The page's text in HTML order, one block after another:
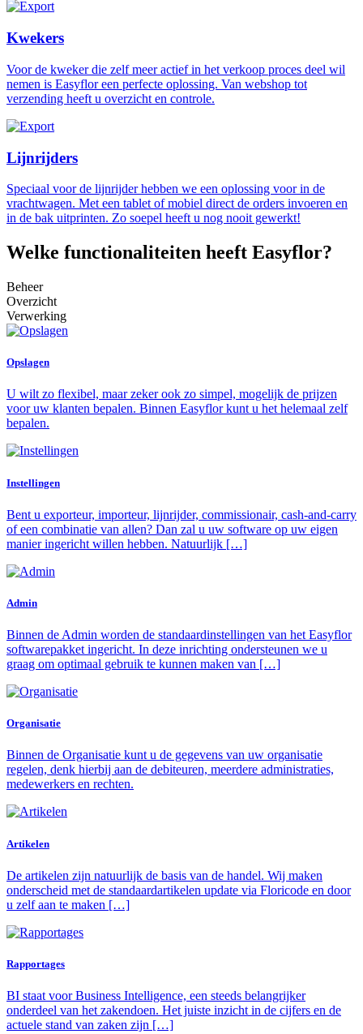
Kwekers
Voor de kweker die zelf meer actief in het verkoop proces deel wil
nemen is Easyflor een perfecte oplossing. Van webshop tot
verzending heeft u overzicht en controle.
Lijnrijders
Speciaal voor de lijnrijder hebben we een oplossing voor in de
vrachtwagen. Met een tablet of mobiel direct de orders invoeren en
in de bak uitprinten. Zo soepel heeft u nog nooit gewerkt!
Welke functionaliteiten heeft Easyflor?
Beheer
Overzicht
Verwerking
Opslagen
U wilt zo flexibel, maar zeker ook zo simpel, mogelijk de prijzen
voor uw klanten bepalen. Binnen Easyflor kunt u het helemaal zelf
bepalen.
Instellingen
Bent u exporteur, importeur, lijnrijder, commissionair, cash-and-carry
of een combinatie van allen? Dan zal u uw software op uw eigen
manier ingericht willen hebben. Natuurlijk […]
Admin
Binnen de Admin worden de standaardinstellingen van het Easyflor
softwarepakket ingericht. In deze inrichting ondersteunen we u
graag om optimaal gebruik te kunnen maken van […]
Organisatie
Binnen de Organisatie kunt u de gegevens van uw organisatie
regelen, denk hierbij aan de debiteuren, meerdere administraties,
medewerkers en rechten.
Artikelen
De artikelen zijn natuurlijk de basis van de handel. Wij maken
onderscheid met de standaardartikelen update via Floricode en door
u zelf aan te maken […]
Rapportages
BI staat voor Business Intelligence, een steeds belangrijker
onderdeel van het zakendoen. Het juiste inzicht in de cijfers en de
actuele stand van zaken zijn […]